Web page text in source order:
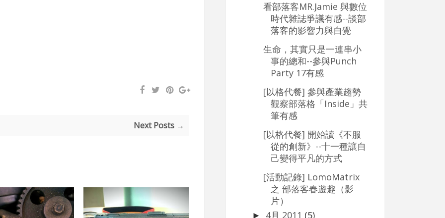
Next Posts →
看部落客MR.Jamie 與數位
時代雜誌爭議有感--談部
落客的影響力與自覺
生命，其實只是一連串小
事的總和--參與Punch
Party 17有感
[以格代餐] 參與產業趨勢
觀察部落格「Inside」共
筆有感
[以格代餐] 開始讀《不服
從的創新》--十一種讓自
己變得平凡的方式
[活動記錄] LomoMatrix
之 部落客春遊趣（影
片）
► 4月 2011 (5)